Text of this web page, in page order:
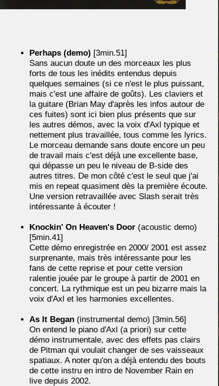
Perhaps (demo) [3min.51]
Sans aucun doute un des morceaux les plus
forts de tous les inédits entendus depuis
quelques semaines (si ce n'est le plus puissant,
mais c'est une affaire de goûts). Les claviers et
la guitare (Brian May d'après les infos autour de
ces fuites) sont ici bien plus présents que sur
les autres démos, avec la voix d'Axl typique et
nettement plus travaillée, tous comme les lyrics.
Le morceau demande sans doute encore un peu
de travail mais c'est déjà une excellente base,
qui dépasse un peu le niveau de B-side des
autres titres. De mon côté c'est le seul que j'ai
mis en repeat quasiment dès la première écoute.
Une version retravaillée avec Slash serait très
intéressante à écouter !
Knockin' On Heaven's Door (acoustic demo)
[5min.41]
Cette démo enregistrée en 2000/ 2001 est assez
surprenante, mais très intéressante pour les
fans de cette reprise et pour cette version
ralentie jouée par le groupe à partir de 2001 en
concert. La rythmique est un peu bizarre mais la
voix d'Axl et les harmonies excellentes.
As It Began (instrumental demo) [3min.56]
On entend le piano d'Axl (a priori) sur cette
démo instrumentale, avec des effets pas clairs
de Pitman qui voulait changer de ses vaisseaux
spatiaux. A noter qu'on a déjà entendu des bouts
de cette instru en intro de November Rain en
live depuis 2002.